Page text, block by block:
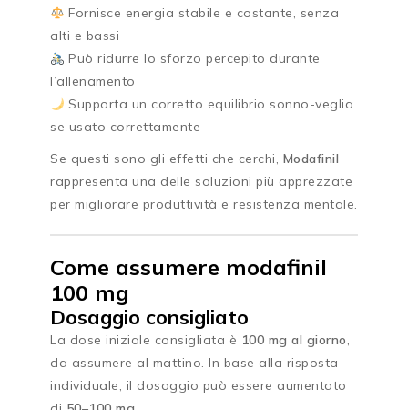
Fornisce energia stabile e costante, senza
alti e bassi
Può ridurre lo sforzo percepito durante
l’allenamento
Supporta un corretto equilibrio sonno-veglia
se usato correttamente
Se questi sono gli effetti che cerchi, Modafinil
rappresenta una delle soluzioni più apprezzate
per migliorare produttività e resistenza mentale.
Come assumere modafinil
100 mg
Dosaggio consigliato
La dose iniziale consigliata è 100 mg al giorno,
da assumere al mattino. In base alla risposta
individuale, il dosaggio può essere aumentato